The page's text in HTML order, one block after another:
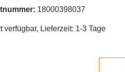
18000398037
verfügbar, Lieferzeit: 1-3 Tage